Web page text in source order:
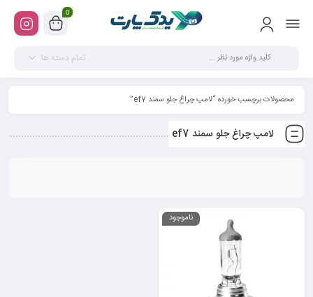
0
تمام دسته ها
محصولات برچسب خورده “لامپ چراغ جلو سمند ef7”
لامپ چراغ جلو سمند ef7
ناموجود